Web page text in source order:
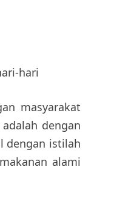
hari
masyarakat
dengan
dengan istilah
alami